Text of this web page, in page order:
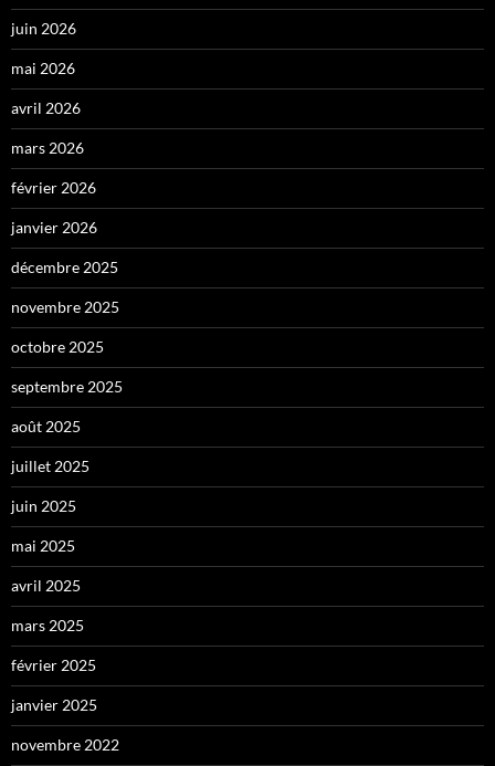
juin 2026
mai 2026
avril 2026
mars 2026
février 2026
janvier 2026
décembre 2025
novembre 2025
octobre 2025
septembre 2025
août 2025
juillet 2025
juin 2025
mai 2025
avril 2025
mars 2025
février 2025
janvier 2025
novembre 2022